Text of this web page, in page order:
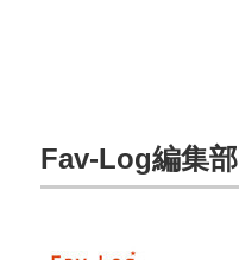
Fav-Log編集部